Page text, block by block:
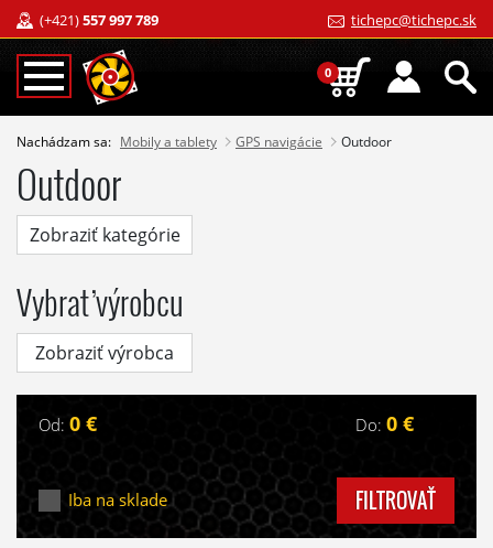
(+421)557 997 789 tichepc@tichepc.sk
0
Nachádzam sa: Mobily a tablety GPS navigácie Outdoor
Outdoor
Zobraziť kategórie
Vybrať výrobcu
Zobraziť výrobca
Od: 0 € Do: 0 €
Iba na sklade FILTROVAŤ